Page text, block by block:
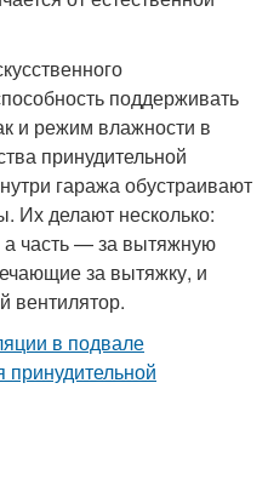
поддерживать
и режим влажности в
принудительной
гаража обустраивают
Их делают несколько:
а часть — за вытяжную
за вытяжку, и
вентилятор.